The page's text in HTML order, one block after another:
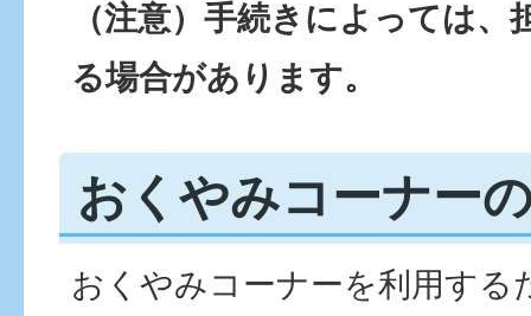
（注意）手続きによっては、
る場合があります。
おくやみコーナー
おくやみコーナーを利用する